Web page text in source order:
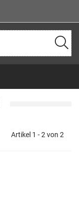
Artikel 1 - 2 von 2